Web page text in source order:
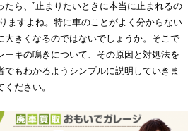
たら、”止まりたいときに本当に止まれるの
ますよね。特に車のことがよく分からない
大きくなるのではないでしょうか。そこで
ーキの鳴きについて、その原因と対処法を
でもわかるようシンプルに説明していきま
ださい。